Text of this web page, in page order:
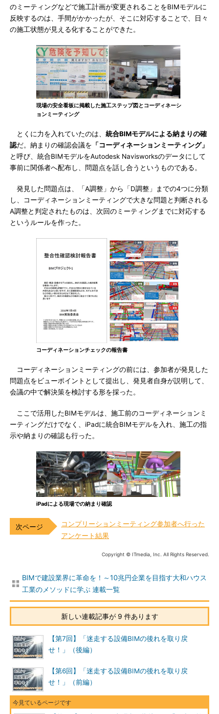
のミーティングなどで施工計画が変更されることをBIMモデルに
反映するのは、手間がかかったが、そこに対応することで、日々
の施工状態が見える化することができた。
現場の安全看板に掲載した施工ステップ図とコーディネーシ
ョンミーティング
とくに力を入れていたのは、 統合BIMモデルによる納まりの確
認だ。納まりの確認会議を 「コーディネーションミーティング」
と呼び、統合BIMモデルをAutodesk Navisworksのデータにして
事前に関係者へ配布し、問題点を話し合うというものである。
発見した問題点は、「A調整」から「D調整」までの4つに分類
し、コーディネーションミーティングで大きな問題と判断される
A調整と判定されたものは、次回のミーティングまでに対応する
というルールを作った。
コーディネーションチェックの報告書
コーディネーションミーティングの前には、参加者が発見した
問題点をビューポイントとして提出し、発見者自身が説明して、
会議の中で解決策を検討する形を採った。
ここで活用したBIMモデルは、施工前のコーディネーションミ
ーティングだけでなく、iPadに統合BIMモデルを入れ、施工の指
示や納まりの確認も行った。
iPadによる現場での納まり確認
コンプリーションミーティング参加者へ行った
アンケート結果
Copyright © ITmedia, Inc. All Rights Reserved.
BIMで建設業界に革命を！～10兆円企業を目指す大和ハウス
工業のメソッドに学ぶ 連載一覧
新しい連載記事が 9 件あります
【第7回】「迷走する設備BIMの後れを取り戻
せ！」（後編）
【第6回】「迷走する設備BIMの後れを取り戻
せ！」（前編）